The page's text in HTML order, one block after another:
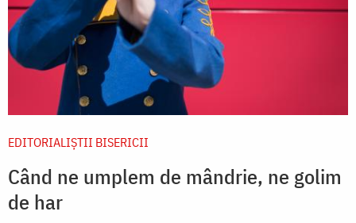
EDITORIALIȘTII BISERICII
Când ne umplem de mândrie, ne golim
de har